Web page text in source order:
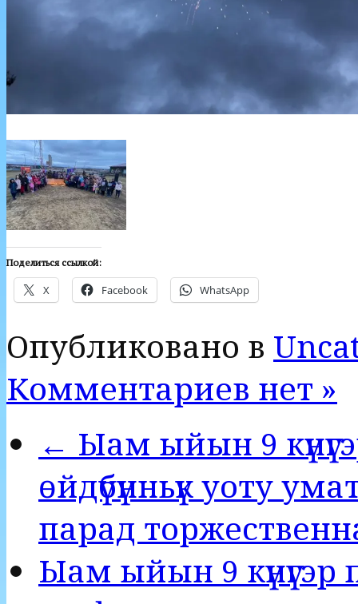
Поделиться ссылкой:
X Facebook WhatsApp
Опубликовано в
Комментариев нет »
← Ыам ыйын 9
өйдүбүнньүк уоту
парад
Ыам ыйын 9